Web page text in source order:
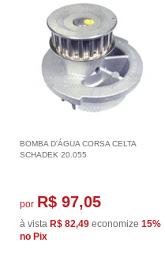
BOMBA D'ÁGUA CORSA CELTA
SCHADEK 20.055
por R$ 97,05
à vista R$ 82,49 economize 15%
no Pix